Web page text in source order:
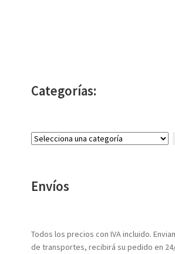
Categorías:
Selecciona
Envíos
Todos los precios con IVA incluido.
de transportes, recibirá su pedido en